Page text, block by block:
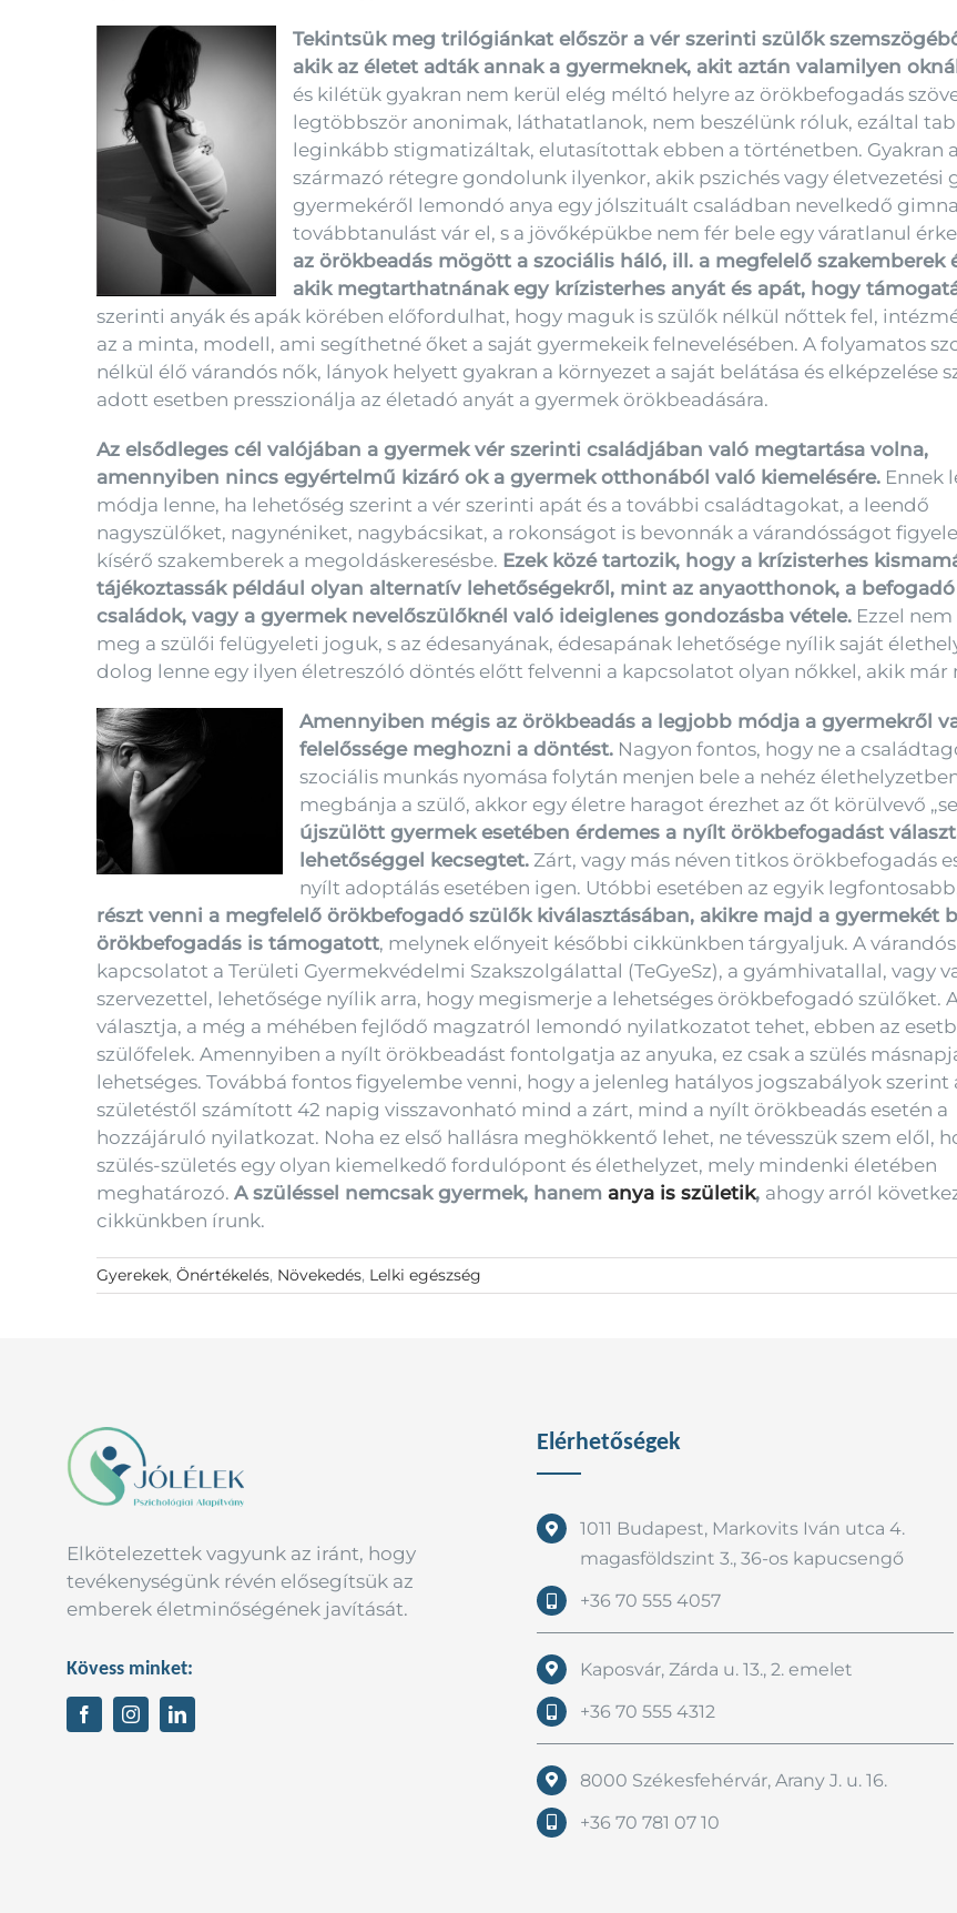
Tekintsük meg trilógiánkat először a vér szerinti szülők
akik az életet adták annak a gyermeknek, akit aztán valamilyen
és kilétük gyakran nem kerül elég méltó helyre az örökbefogadás
legtöbbször anonimak, láthatatlanok, nem beszélünk róluk, ezáltal
leginkább stigmatizáltak, elutasítottak ebben a történetben. Gyakran
származó rétegre gondolunk ilyenkor, akik pszichés vagy
gyermekéről lemondó anya egy jólszituált családban nevelkedő
továbbtanulást vár el, s a jövőképükbe nem fér bele egy váratlanul
az örökbeadás mögött a szociális háló, ill. a megfelelő szakemberek
akik megtarthatnának egy krízisterhes anyát és apát, hogy
szerinti anyák és apák körében előfordulhat, hogy maguk is szülők nélkül nőttek fel,
az a minta, modell, ami segíthetné őket a saját gyermekeik felnevelésében. A folyamatos
nélkül élő várandós nők, lányok helyett gyakran a környezet a saját belátása és elképzelése
adott esetben presszionálja az életadó anyát a gyermek örökbeadására.
Az elsődleges cél valójában a gyermek vér szerinti családjában való megtartása volna,
amennyiben nincs egyértelmű kizáró ok a gyermek otthonából való kiemelésére. Ennek
módja lenne, ha lehetőség szerint a vér szerinti apát és a további családtagokat, a leendő
nagyszülőket, nagynéniket, nagybácsikat, a rokonságot is bevonnák a várandósságot
kísérő szakemberek a megoldáskeresésbe. Ezek közé tartozik, hogy a krízisterhes
tájékoztassák például olyan alternatív lehetőségekről, mint az anyaotthonok, a befogadó
családok, vagy a gyermek nevelőszülőknél való ideiglenes gondozásba vétele. Ezzel
meg a szülői felügyeleti joguk, s az édesanyának, édesapának lehetősége nyílik saját
dolog lenne egy ilyen életreszóló döntés előtt felvenni a kapcsolatot olyan nőkkel, akik
Amennyiben mégis az örökbeadás a legjobb módja a gyermekről
felelőssége meghozni a döntést. Nagyon fontos, hogy ne a
szociális munkás nyomása folytán menjen bele a nehéz
megbánja a szülő, akkor egy életre haragot érezhet az őt körülvevő
újszülött gyermek esetében érdemes a nyílt örökbefogadást
lehetőséggel kecsegtet. Zárt, vagy más néven titkos örökbefogadás
nyílt adoptálás esetében igen. Utóbbi esetében az egyik
részt venni a megfelelő örökbefogadó szülők kiválasztásában, akikre majd a gyermekét
örökbefogadás is támogatott, melynek előnyeit későbbi cikkünkben tárgyaljuk. A
kapcsolatot a Területi Gyermekvédelmi Szakszolgálattal (TeGyeSz), a gyámhivatallal,
szervezettel, lehetősége nyílik arra, hogy megismerje a lehetséges örökbefogadó
választja, a még a méhében fejlődő magzatról lemondó nyilatkozatot tehet, ebben az
szülőfelek. Amennyiben a nyílt örökbeadást fontolgatja az anyuka, ez csak a szülés
lehetséges. Továbbá fontos figyelembe venni, hogy a jelenleg hatályos jogszabályok szerint
születéstől számított 42 napig visszavonható mind a zárt, mind a nyílt örökbeadás esetén a
hozzájáruló nyilatkozat. Noha ez első hallásra meghökkentő lehet, ne tévesszük szem elől,
szülés-születés egy olyan kiemelkedő fordulópont és élethelyzet, mely mindenki életében
meghatározó. A szüléssel nemcsak gyermek, hanem anya is születik, ahogy arról
cikkünkben írunk.
Gyerekek, Önértékelés, Növekedés, Lelki egészség
Elkötelezettek vagyunk az iránt, hogy
tevékenységünk révén elősegítsük az
emberek életminőségének javítását.
Kövess minket:
Elérhetőségek
1011 Budapest, Markovits Iván utca 4.
magasföldszint 3., 36-os kapucsengő
+36 70 555 4057
Kaposvár, Zárda u. 13., 2. emelet
+36 70 555 4312
8000 Székesfehérvár, Arany J. u. 16.
+36 70 781 07 10